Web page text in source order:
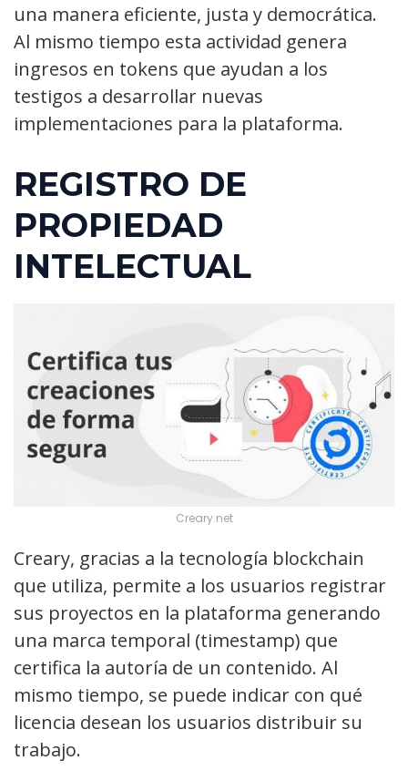
una manera eficiente, justa y democrática.
Al mismo tiempo esta actividad genera
ingresos en tokens que ayudan a los
testigos a desarrollar nuevas
implementaciones para la plataforma.
REGISTRO DE
PROPIEDAD
INTELECTUAL
Creary.net
Creary, gracias a la tecnología blockchain
que utiliza, permite a los usuarios registrar
sus proyectos en la plataforma generando
una marca temporal (timestamp) que
certifica la autoría de un contenido. Al
mismo tiempo, se puede indicar con qué
licencia desean los usuarios distribuir su
trabajo.